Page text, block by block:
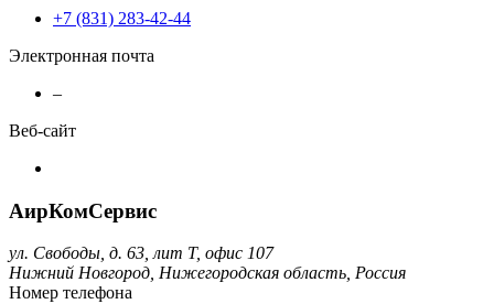
+7 (831) 283-42-44
Электронная почта
–
Веб-сайт
АирКомСервис
ул. Свободы, д. 63, лит Т, офис 107
Нижний Новгород, Нижегородская область, Россия
Номер телефона